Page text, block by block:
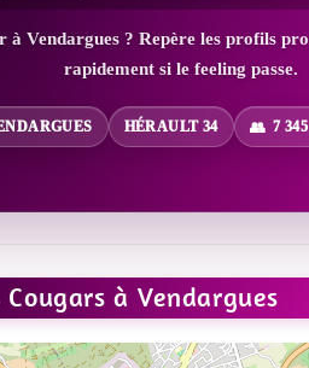
à Vendargues ? Repère les profils
rapidement si le feeling passe.
HÉRAULT 34 7
Cougars à Vendargues